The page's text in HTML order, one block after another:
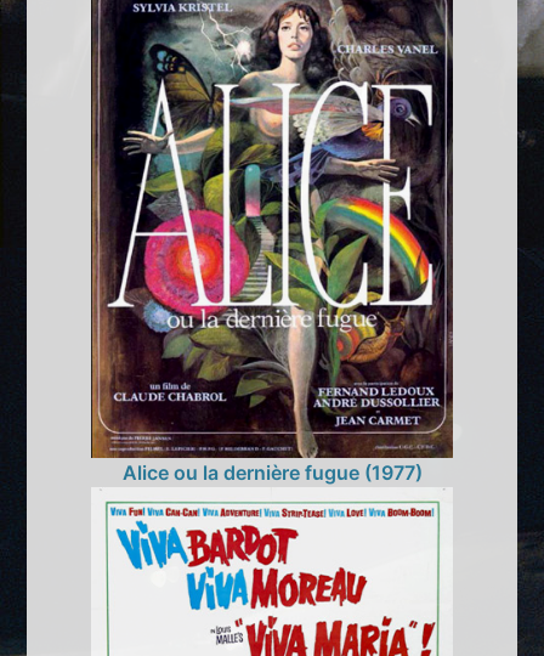
Alice ou la dernière fugue (1977)